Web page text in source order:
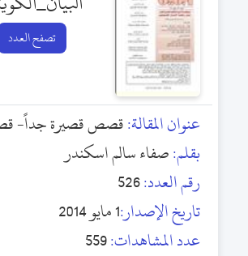
تصفح العدد
عنوان المقالة:قصص قصيرة جداً-
بقلم:صفاء سالم اسكندر
رقم العدد:526
تاريخ الإصدار:1 مايو 2014
عدد المشاهدات:559